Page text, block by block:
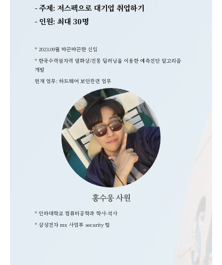
- 주제: 저스펙으로 대기업 취업하기
- 인원: 최대 30명
* 2023.09월 따끈따끈한 신입
* 한국수력원자력 열화상/진동 딥러닝을 이용한 예측진단 알고리즘
개발
현재 업무: 하드웨어 보안관련 업무
홍수웅 사원
* 인하대학교 컴퓨터공학과 학사-석사
* 삼성전자 mx 사업부 security 팀